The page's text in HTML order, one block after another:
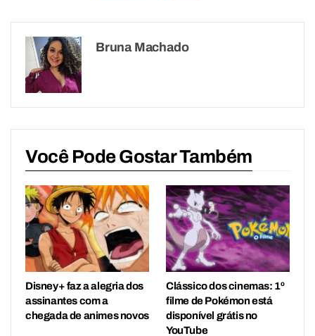
Bruna Machado
Você Pode Gostar Também
Disney+ faz a alegria dos
assinantes com a
chegada de animes novos
Clássico dos cinemas: 1º
filme de Pokémon está
disponível grátis no
YouTube